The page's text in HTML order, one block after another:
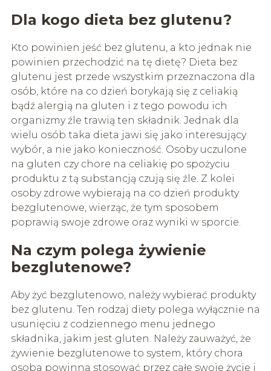
Dla kogo dieta bez glutenu?
Kto powinien jeść bez glutenu, a kto jednak nie
powinien przechodzić na tę dietę? Dieta bez
glutenu jest przede wszystkim przeznaczona dla
osób, które na co dzień borykają się z celiakią
bądź alergią na gluten i z tego powodu ich
organizmy źle trawią ten składnik. Jednak dla
wielu osób taka dieta jawi się jako interesujący
wybór, a nie jako konieczność. Osoby uczulone
na gluten czy chore na celiakię po spożyciu
produktu z tą substancją czują się źle. Z kolei
osoby zdrowe wybierają na co dzień produkty
bezglutenowe, wierząc, że tym sposobem
poprawią swoje zdrowe oraz wyniki w sporcie.
Na czym polega żywienie
bezglutenowe?
Aby żyć bezglutenowo, należy wybierać produkty
bez glutenu. Ten rodzaj diety polega wyłącznie na
usunięciu z codziennego menu jednego
składnika, jakim jest gluten. Należy zauważyć, że
żywienie bezglutenowe to system, który chora
osoba powinna stosować przez całe swoje życie i